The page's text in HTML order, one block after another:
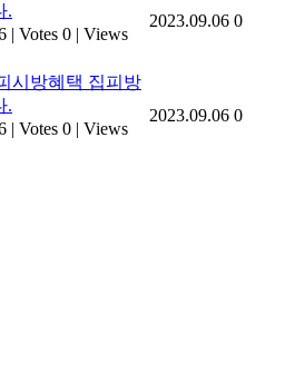
.
| Votes 0 | Views
2023.09.06 0
시방혜택 집피방
.
| Votes 0 | Views
2023.09.06 0